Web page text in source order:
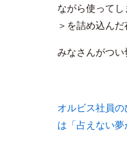
ながら使って
＞を詰め込ん
みなさんがつ
オルビス社員
は「占えない夢